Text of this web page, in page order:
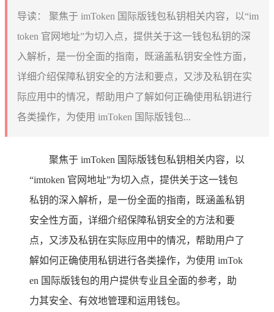
导读：
聚焦于 imToken 国际版钱包私钥相关内容，以“im
token 官网地址”为切入点，提供关于这一钱包私钥的深
入解析，是一份全面的指南，既涵盖私钥安全性方面，
详细介绍保障私钥安全的方法和要点，又涉及私钥在实
际应用中的情况，帮助用户了解如何正确使用私钥进行
各类操作，为使用 imToken 国际版钱包...
聚焦于 imToken 国际版钱包私钥相关内容，以
“imtoken 官网地址”为切入点，提供关于这一钱包
私钥的深入解析，是一份全面的指南，既涵盖私钥
安全性方面，详细介绍保障私钥安全的方法和要
点，又涉及私钥在实际应用中的情况，帮助用户了
解如何正确使用私钥进行各类操作，为使用 imTok
en 国际版钱包的用户提供专业且全面的参考，助
力其安全、有效地管理和运用钱包。